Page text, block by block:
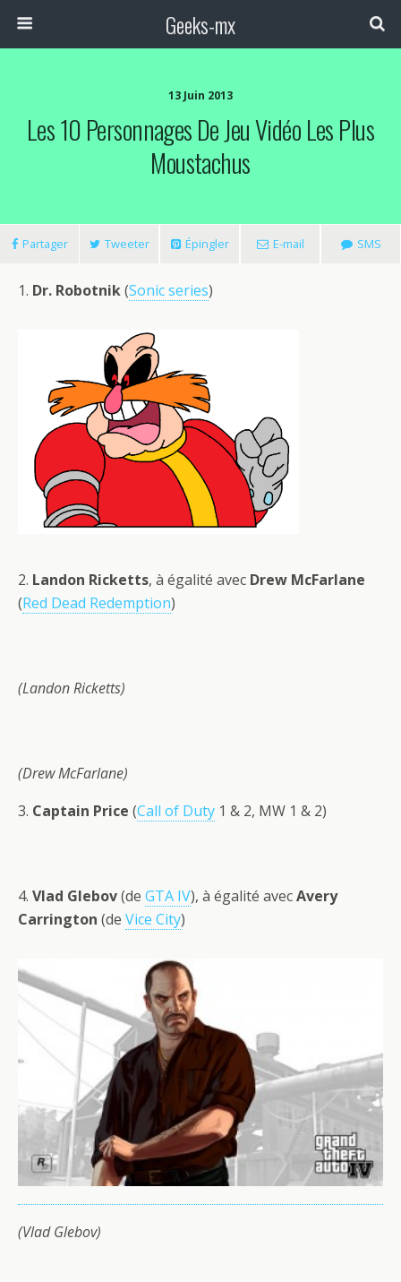
Geeks-mx
13 Juin 2013
Les 10 Personnages De Jeu Vidéo Les Plus
Moustachus
Partager Tweeter Épingler E-mail SMS
1. Dr. Robotnik(Sonic series)
2. Landon Ricketts, à égalité avec Drew McFarlane
(Red Dead Redemption)
(Landon Ricketts)
(Drew McFarlane)
3. Captain Price (Call of Duty 1 & 2, MW 1 & 2)
4. Vlad Glebov(de GTA IV), à égalité avecAvery
Carrington (de Vice City)
(Vlad Glebov)